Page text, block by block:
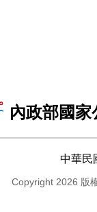
內政部國
中華民
Copyright 2026 版